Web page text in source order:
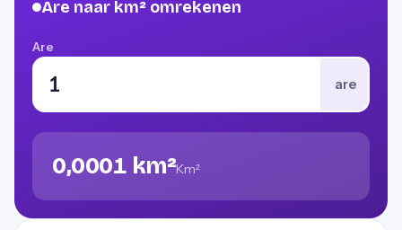
Are naar km² omrekenen
Are
are
0,0001 km²Km²